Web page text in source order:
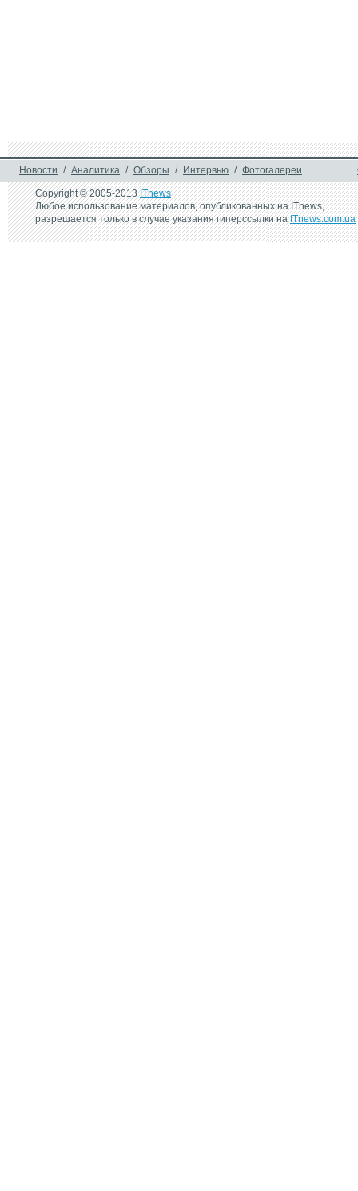
Новости / Аналитика / Обзоры / Интервью / Фотогалереи
Copyright © 2005-2013ITnews
Любое использование материалов, опубликованных на ITnews,
разрешается только в случае указания гиперссылки наITnews.com.ua